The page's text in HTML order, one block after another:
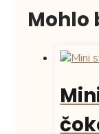
Mohlo